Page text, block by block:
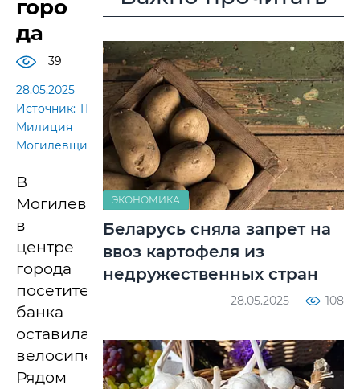
горо
да
39
28.05.2025
Источник: ТК-
Милиция
Могилевщины.
В
Могилеве
в
центре
города
посетительниц
банка
оставила
велосипед.
Рядом
ЭКОНОМИКА
Беларусь сняла запрет на
ввоз картофеля из
недружественных стран
28.05.2025 108